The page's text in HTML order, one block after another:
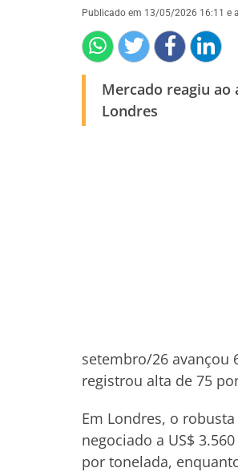
Publicado em 13/05/2026 16:11 e
Mercado reagiu
Londres
setembro/26 avançou
registrou alta de 75
Em Londres, o
negociado a US$
por tonelada,